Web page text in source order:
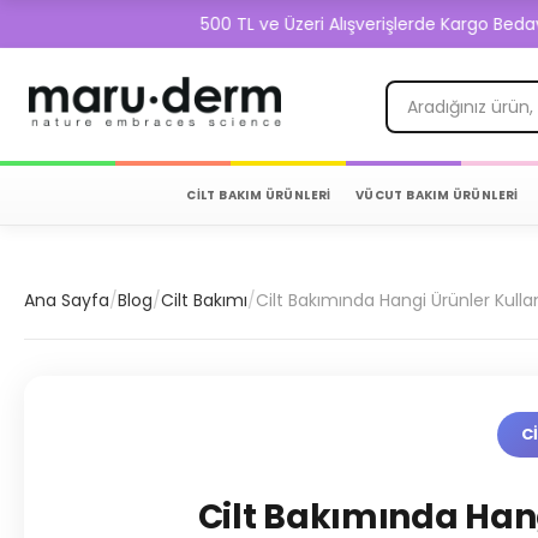
500 TL ve Üzeri Alışverişlerde Kargo Bedava!
CİLT BAKIM ÜRÜNLERİ VÜCUT BAKIM ÜRÜNLERİ
Ana Sayfa/Blog/Cilt Bakımı/Cilt Bakımında Hangi Ürünler
Cilt Bakımında